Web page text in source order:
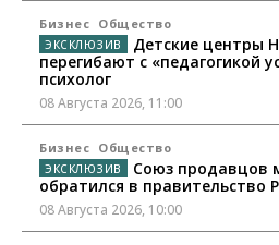
Бизнес Общество
Детские центры
перегибают с «педагогикой
психолог
08 Августа 2026, 11:00
Бизнес Общество
Союз продавцов
обратился в правительство
08 Августа 2026, 10:00